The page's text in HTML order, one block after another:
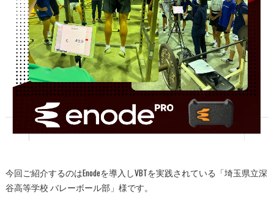
今回ご紹介するのはEnodeを導入しVBTを実践されている「埼玉県立深
谷高等学校 バレーボール部」様です。